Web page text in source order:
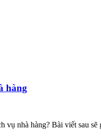
hàng
nhà hàng? Bài viết sau sẽ